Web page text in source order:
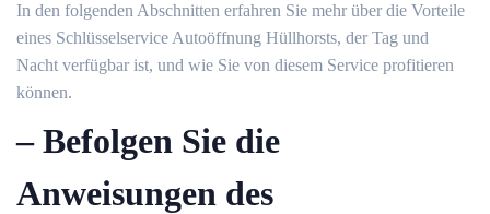
In den folgenden Abschnitten erfahren Sie mehr über die Vorteile
eines Schlüsselservice Autoöffnung Hüllhorsts, der Tag und
Nacht verfügbar ist, und wie Sie von diesem Service profitieren
können.​
– Befolgen Sie die
Anweisungen des